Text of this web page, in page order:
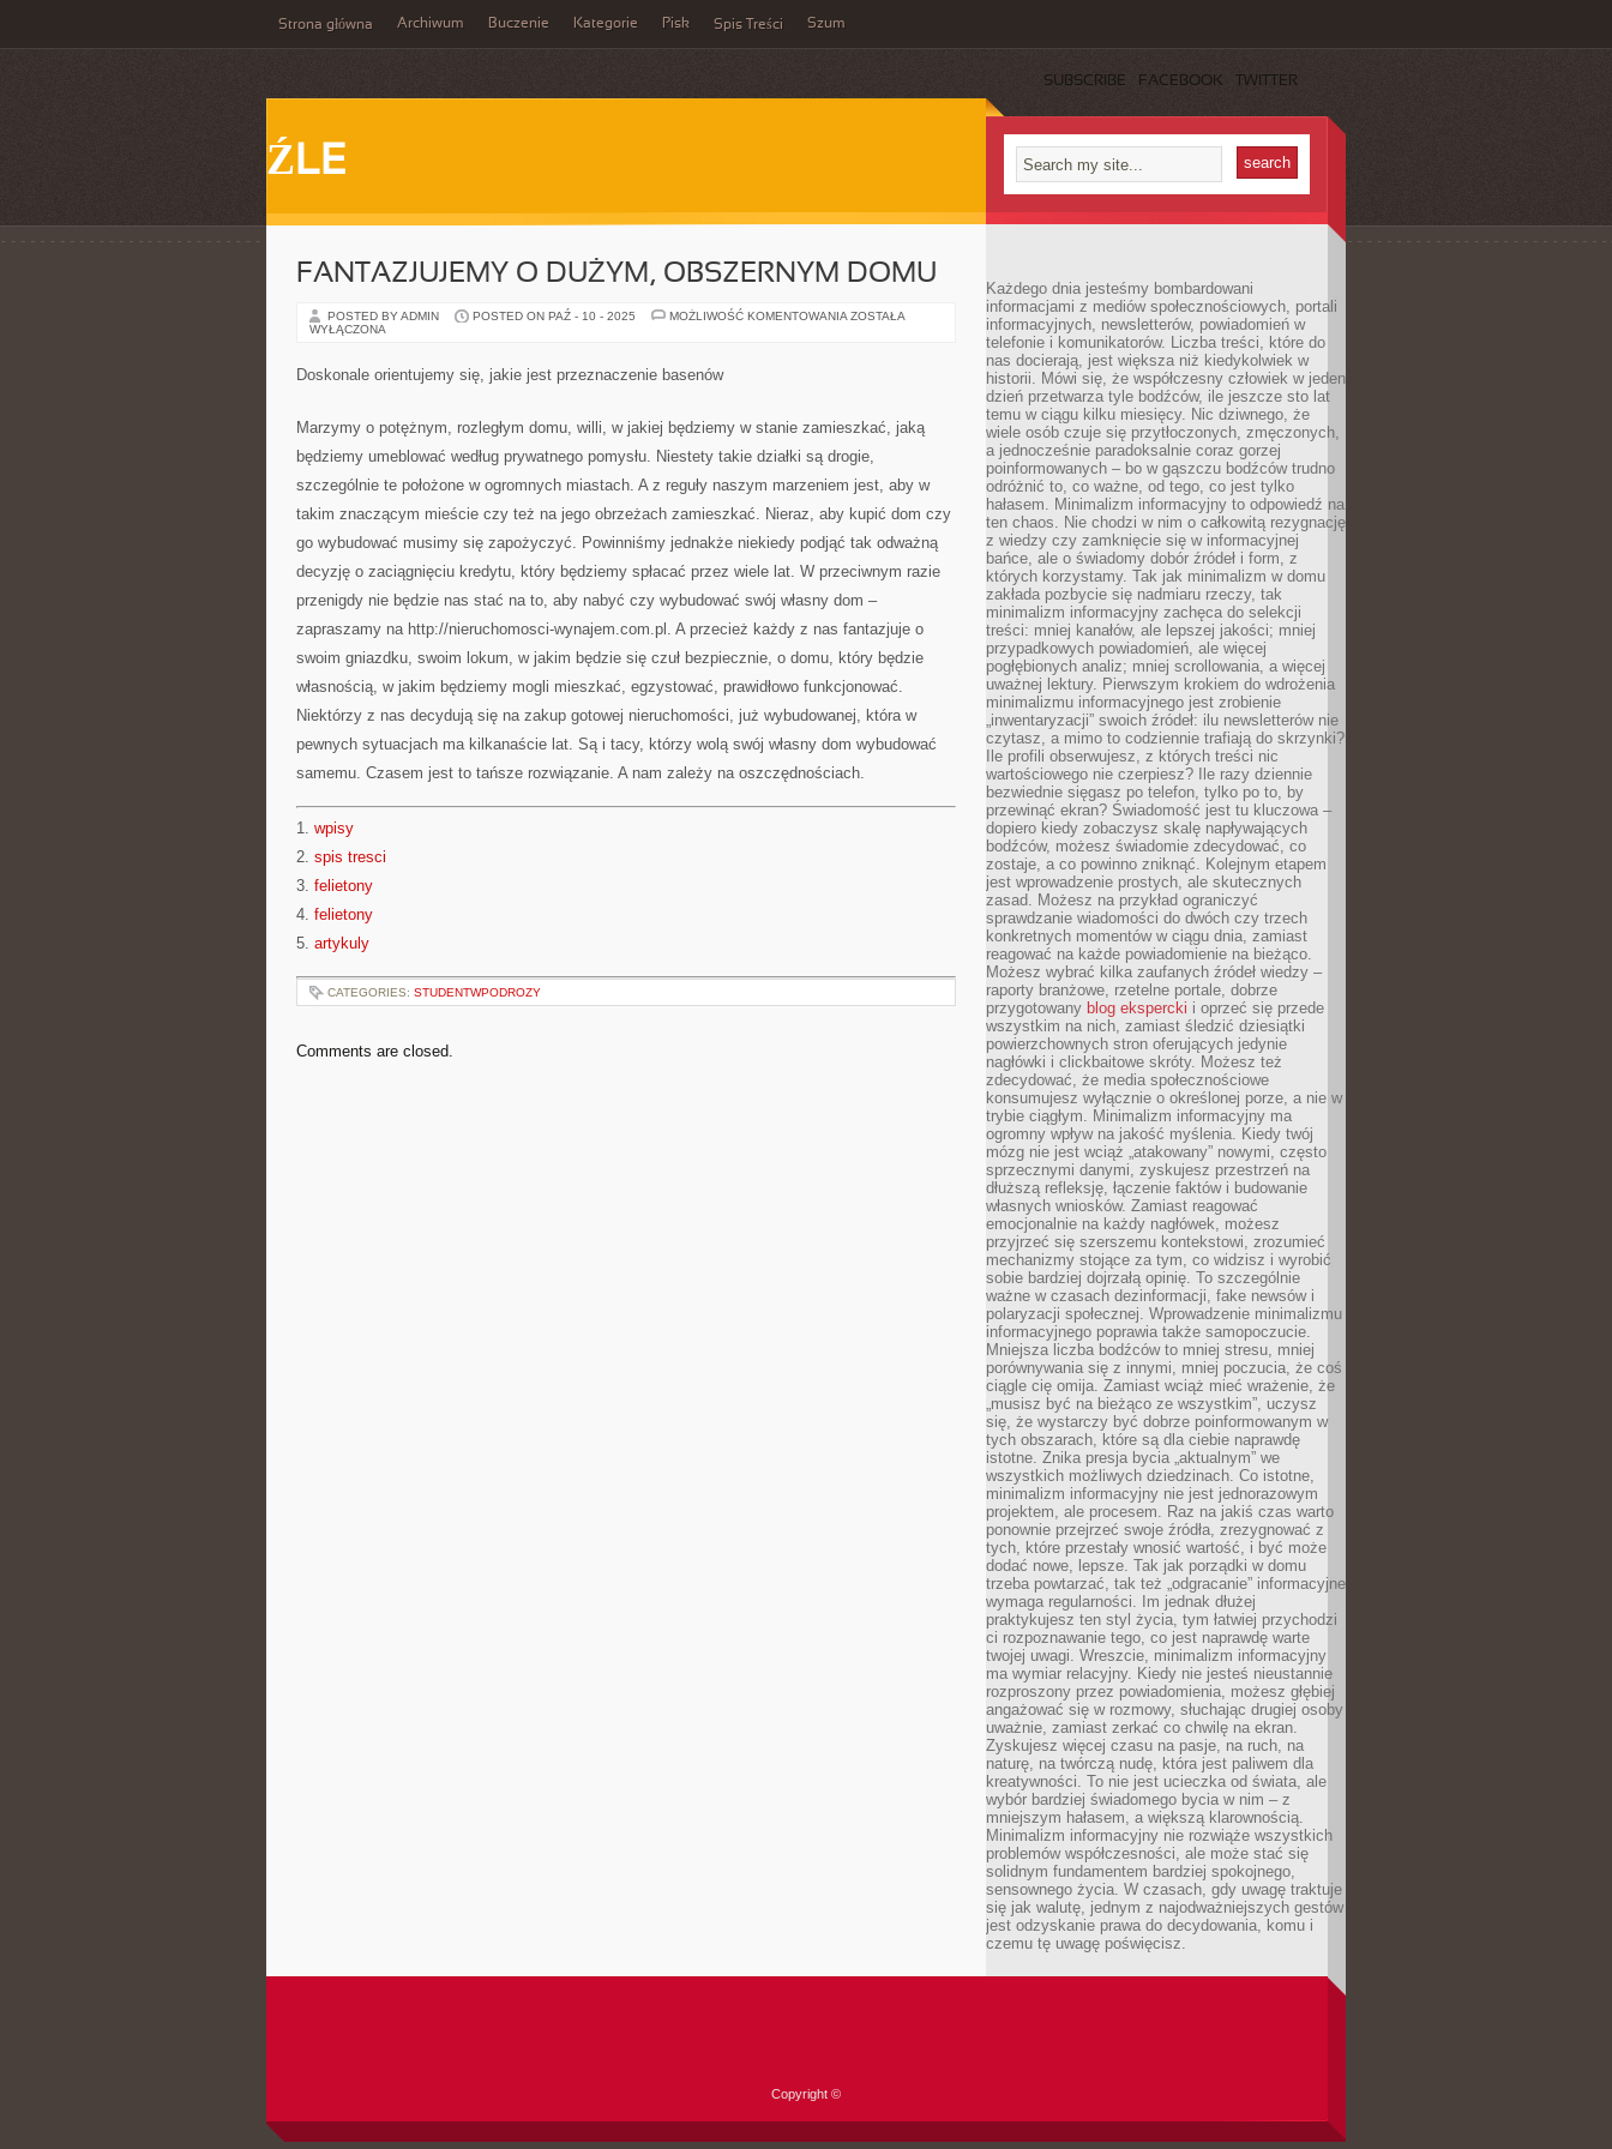
Strona główna Archiwum Buczenie Kategorie Pisk Spis Treści Szum
SUBSCRIBE FACEBOOK TWITTER
ŹLE
FANTAZJUJEMY O DUŻYM, OBSZERNYM DOMU
POSTED BY ADMIN POSTED ON PAŹ - 10 - 2025 MOŻLIWOŚĆ KOMENTOWANIA FANTAZJUJEMY
ZOSTAŁA
WYŁĄCZONA
Doskonale orientujemy się, jakie jest przeznaczenie basenów
Marzymy o potężnym, rozległym domu, willi, w jakiej będziemy w stanie zamieszkać, jaką
będziemy umeblować według prywatnego pomysłu. Niestety takie działki są drogie,
szczególnie te położone w ogromnych miastach. A z reguły naszym marzeniem jest, aby w
takim znaczącym mieście czy też na jego obrzeżach zamieszkać. Nieraz, aby kupić dom czy
go wybudować musimy się zapożyczyć. Powinniśmy jednakże niekiedy podjąć tak odważną
decyzję o zaciągnięciu kredytu, który będziemy spłacać przez wiele lat. W przeciwnym razie
przenigdy nie będzie nas stać na to, aby nabyć czy wybudować swój własny dom –
zapraszamy na http://nieruchomosci-wynajem.com.pl. A przecież każdy z nas fantazjuje o
swoim gniazdku, swoim lokum, w jakim będzie się czuł bezpiecznie, o domu, który będzie
własnością, w jakim będziemy mogli mieszkać, egzystować, prawidłowo funkcjonować.
Niektórzy z nas decydują się na zakup gotowej nieruchomości, już wybudowanej, która w
pewnych sytuacjach ma kilkanaście lat. Są i tacy, którzy wolą swój własny dom wybudować
samemu. Czasem jest to tańsze rozwiązanie. A nam zależy na oszczędnościach.
1. wpisy
2. spis tresci
3. felietony
4. felietony
5. artykuly
CATEGORIES: STUDENTWPODROZY
Comments are closed.
Każdego dnia jesteśmy bombardowani
informacjami z mediów społecznościowych, portali
informacyjnych, newsletterów, powiadomień w
telefonie i komunikatorów. Liczba treści, które do
nas docierają, jest większa niż kiedykolwiek w
historii. Mówi się, że współczesny człowiek w jeden
dzień przetwarza tyle bodźców, ile jeszcze sto lat
temu w ciągu kilku miesięcy. Nic dziwnego, że
wiele osób czuje się przytłoczonych, zmęczonych,
a jednocześnie paradoksalnie coraz gorzej
poinformowanych – bo w gąszczu bodźców trudno
odróżnić to, co ważne, od tego, co jest tylko
hałasem. Minimalizm informacyjny to odpowiedź na
ten chaos. Nie chodzi w nim o całkowitą rezygnację
z wiedzy czy zamknięcie się w informacyjnej
bańce, ale o świadomy dobór źródeł i form, z
których korzystamy. Tak jak minimalizm w domu
zakłada pozbycie się nadmiaru rzeczy, tak
minimalizm informacyjny zachęca do selekcji
treści: mniej kanałów, ale lepszej jakości; mniej
przypadkowych powiadomień, ale więcej
pogłębionych analiz; mniej scrollowania, a więcej
uważnej lektury. Pierwszym krokiem do wdrożenia
minimalizmu informacyjnego jest zrobienie
„inwentaryzacji” swoich źródeł: ilu newsletterów nie
czytasz, a mimo to codziennie trafiają do skrzynki?
Ile profili obserwujesz, z których treści nic
wartościowego nie czerpiesz? Ile razy dziennie
bezwiednie sięgasz po telefon, tylko po to, by
przewinąć ekran? Świadomość jest tu kluczowa –
dopiero kiedy zobaczysz skalę napływających
bodźców, możesz świadomie zdecydować, co
zostaje, a co powinno zniknąć. Kolejnym etapem
jest wprowadzenie prostych, ale skutecznych
zasad. Możesz na przykład ograniczyć
sprawdzanie wiadomości do dwóch czy trzech
konkretnych momentów w ciągu dnia, zamiast
reagować na każde powiadomienie na bieżąco.
Możesz wybrać kilka zaufanych źródeł wiedzy –
raporty branżowe, rzetelne portale, dobrze
przygotowany blog ekspercki i oprzeć się przede
wszystkim na nich, zamiast śledzić dziesiątki
powierzchownych stron oferujących jedynie
nagłówki i clickbaitowe skróty. Możesz też
zdecydować, że media społecznościowe
konsumujesz wyłącznie o określonej porze, a nie w
trybie ciągłym. Minimalizm informacyjny ma
ogromny wpływ na jakość myślenia. Kiedy twój
mózg nie jest wciąż „atakowany” nowymi, często
sprzecznymi danymi, zyskujesz przestrzeń na
dłuższą refleksję, łączenie faktów i budowanie
własnych wniosków. Zamiast reagować
emocjonalnie na każdy nagłówek, możesz
przyjrzeć się szerszemu kontekstowi, zrozumieć
mechanizmy stojące za tym, co widzisz i wyrobić
sobie bardziej dojrzałą opinię. To szczególnie
ważne w czasach dezinformacji, fake newsów i
polaryzacji społecznej. Wprowadzenie minimalizmu
informacyjnego poprawia także samopoczucie.
Mniejsza liczba bodźców to mniej stresu, mniej
porównywania się z innymi, mniej poczucia, że coś
ciągle cię omija. Zamiast wciąż mieć wrażenie, że
„musisz być na bieżąco ze wszystkim”, uczysz
się, że wystarczy być dobrze poinformowanym w
tych obszarach, które są dla ciebie naprawdę
istotne. Znika presja bycia „aktualnym” we
wszystkich możliwych dziedzinach. Co istotne,
minimalizm informacyjny nie jest jednorazowym
projektem, ale procesem. Raz na jakiś czas warto
ponownie przejrzeć swoje źródła, zrezygnować z
tych, które przestały wnosić wartość, i być może
dodać nowe, lepsze. Tak jak porządki w domu
trzeba powtarzać, tak też „odgracanie” informacyjne
wymaga regularności. Im jednak dłużej
praktykujesz ten styl życia, tym łatwiej przychodzi
ci rozpoznawanie tego, co jest naprawdę warte
twojej uwagi. Wreszcie, minimalizm informacyjny
ma wymiar relacyjny. Kiedy nie jesteś nieustannie
rozproszony przez powiadomienia, możesz głębiej
angażować się w rozmowy, słuchając drugiej osoby
uważnie, zamiast zerkać co chwilę na ekran.
Zyskujesz więcej czasu na pasje, na ruch, na
naturę, na twórczą nudę, która jest paliwem dla
kreatywności. To nie jest ucieczka od świata, ale
wybór bardziej świadomego bycia w nim – z
mniejszym hałasem, a większą klarownością.
Minimalizm informacyjny nie rozwiąże wszystkich
problemów współczesności, ale może stać się
solidnym fundamentem bardziej spokojnego,
sensownego życia. W czasach, gdy uwagę traktuje
się jak walutę, jednym z najodważniejszych gestów
jest odzyskanie prawa do decydowania, komu i
czemu tę uwagę poświęcisz.
Copyright ©